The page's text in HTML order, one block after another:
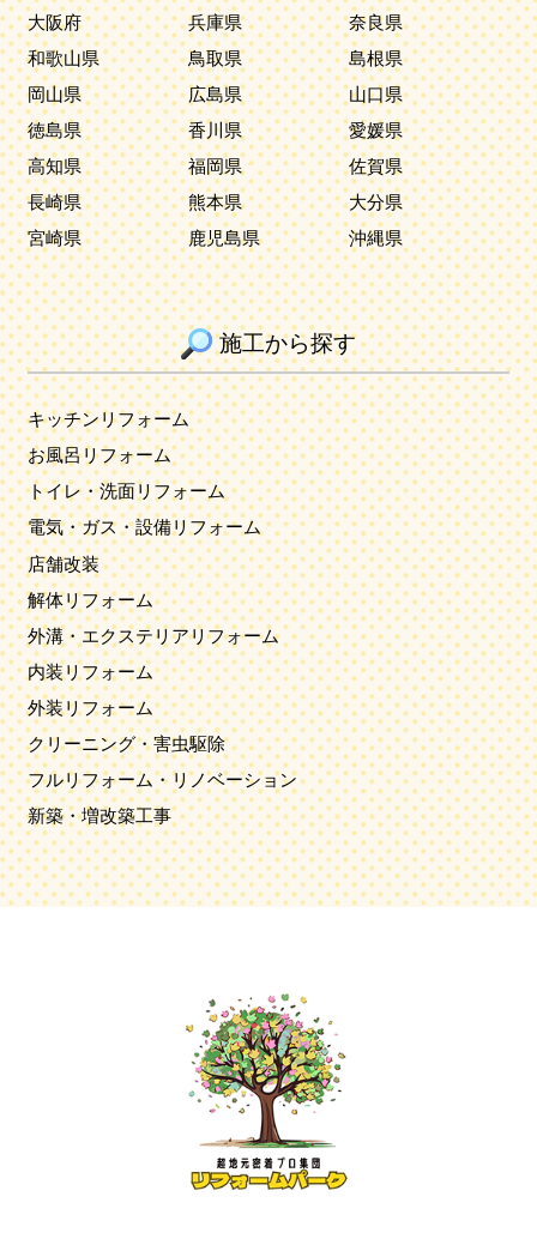
大阪府
兵庫県
奈良県
和歌山県
鳥取県
島根県
岡山県
広島県
山口県
徳島県
香川県
愛媛県
高知県
福岡県
佐賀県
長崎県
熊本県
大分県
宮崎県
鹿児島県 沖縄県
施工から探す
キッチンリフォーム
お風呂リフォーム
トイレ・洗面リフォーム
電気・ガス・設備リフォーム
店舗改装
解体リフォーム
外溝・エクステリアリフォーム
内装リフォーム
外装リフォーム
クリーニング・害虫駆除
フルリフォーム・リノベーション
新築・増改築工事